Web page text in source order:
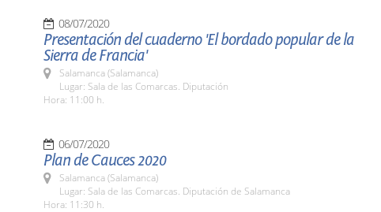
08/07/2020
Presentación del cuaderno 'El bordado popular de la
Sierra de Francia'
Salamanca (Salamanca)
Lugar: Sala de las Comarcas. Diputación
Hora: 11:00 h.
06/07/2020
Plan de Cauces 2020
Salamanca (Salamanca)
Lugar: Sala de las Comarcas. Diputación de Salamanca
Hora: 11:30 h.